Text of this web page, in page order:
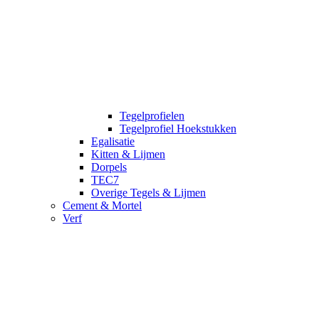
Tegelprofielen
Tegelprofiel Hoekstukken
Egalisatie
Kitten & Lijmen
Dorpels
TEC7
Overige Tegels & Lijmen
Cement & Mortel
Verf